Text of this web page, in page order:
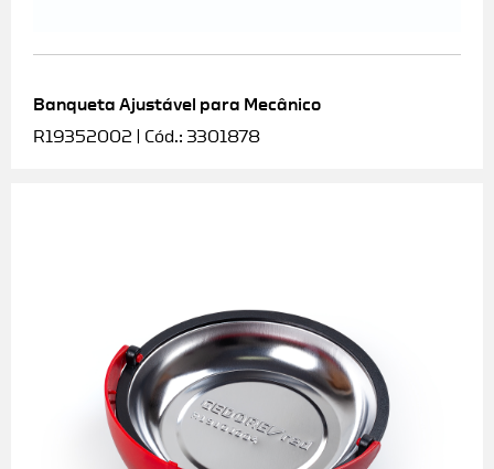
Banqueta Ajustável para Mecânico
R19352002 | Cód.: 3301878